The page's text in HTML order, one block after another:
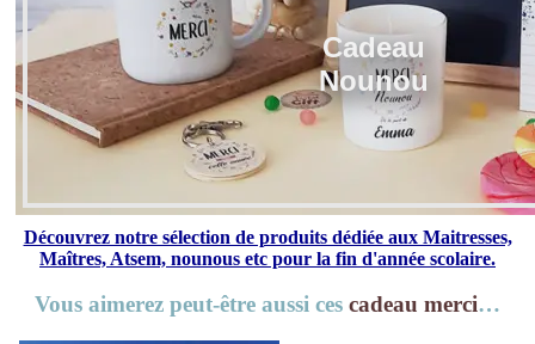
Cadeau
Nounou
Découvrez notre sélection de produits dédiée aux Maitresses,
Maîtres, Atsem, nounous etc pour la fin d'année scolaire.
Vous aimerez peut-être aussi ces cadeau merci…